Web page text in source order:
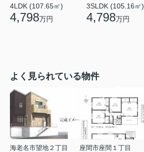
4LDK (107.65㎡)
4,798万円
3SLDK (105.16㎡)
4,798万円
よく見られている物件
海老名市望地２丁目
座間市座間１丁目